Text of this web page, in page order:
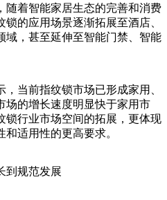
随着智能家居生态的完善和消费
的应用场景逐渐拓展至酒店、
域，甚至延伸至智能门禁、智能
当前指纹锁市场已形成家用、
场的增长速度明显快于家用市
锁行业市场空间的拓展，更体现
适用性的更高要求。
规范发展